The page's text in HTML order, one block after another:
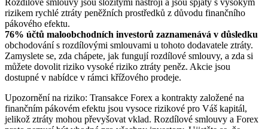
rizikem rychlé ztráty peněžních prostředků z důvodu finančního
pákového efektu.
76% účtů maloobchodních investorů zaznamenává v důsledku
obchodování s rozdílovými smlouvami u tohoto dodavatele ztráty.
Zamyslete se, zda chápete, jak fungují rozdílové smlouvy, a zda si
můžete dovolit riziko vysoké riziko ztráty peněz. Akcie jsou
dostupné v nabídce v rámci křížového prodeje.
Upozornění na riziko: Transakce Forex a kontrakty založené na
finančním pákovém efektu jsou vysoce rizikové pro Váš kapitál,
jelikož ztráty mohou převyšovat vklad. Rozdílové smlouvy a Forex